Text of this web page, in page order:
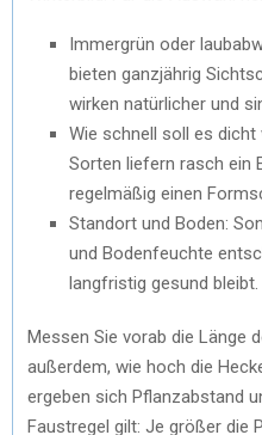
Immergrün oder
bieten ganzjährig
wirken natürlicher und
Wie schnell soll es dicht
Sorten liefern rasch ein
regelmäßig einen
Standort und Boden:
und Bodenfeuchte
langfristig gesund bleibt.
Messen Sie vorab die Länge
außerdem, wie hoch die
ergeben sich Pflanzabstand
Faustregel gilt: Je größer die